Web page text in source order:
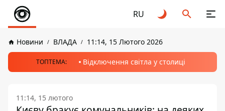
RU
Новини ВЛАДА 11:14, 15 Лютого 2026
ТОПТЕМА: Відключення світла у столиці
11:14, 15 лютого